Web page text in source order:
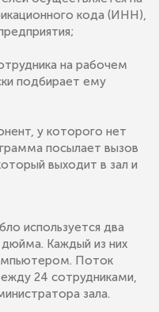
кода (ИНН),
на рабочем
подбирает ему
у которого нет
посылает вызов
выходит в зал и
используется два
Каждый из них
Поток
24 сотрудниками,
зала.